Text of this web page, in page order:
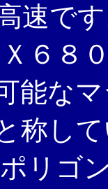
速で
６８
能な
称し
リゴ